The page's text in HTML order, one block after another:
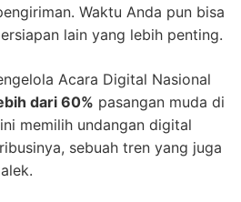
Waktu Anda pun bisa
lain yang lebih penting.
Acara Digital Nasional
dari 60% pasangan muda di
memilih undangan digital
sebuah tren yang juga